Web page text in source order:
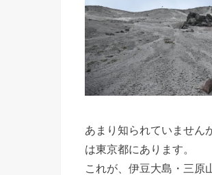
あまり知られていません
は東京都にあります。
これが、伊豆大島・三原